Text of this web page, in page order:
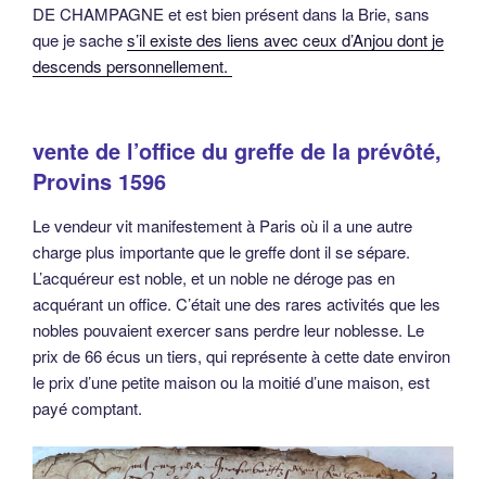
DE CHAMPAGNE et est bien présent dans la Brie, sans
que je saches’il existe des liens avec ceux d’Anjou dont je
descends personnellement.
vente de l’office du greffe de la prévôté,
Provins 1596
Le vendeur vit manifestement à Paris où il a une autre
charge plus importante que le greffe dont il se sépare.
L’acquéreur est noble, et un noble ne déroge pas en
acquérant un office. C’était une des rares activités que les
nobles pouvaient exercer sans perdre leur noblesse. Le
prix de 66 écus un tiers, qui représente à cette date environ
le prix d’une petite maison ou la moitié d’une maison, est
payé comptant.